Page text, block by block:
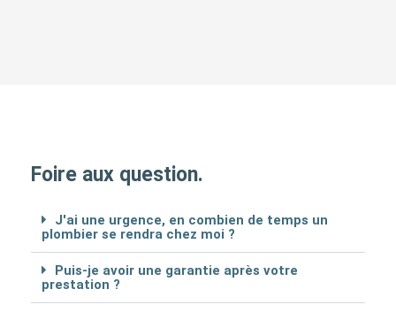
Foire aux question.
J'ai une urgence, en combien de temps un
plombier se rendra chez moi ?
Puis-je avoir une garantie après votre
prestation ?